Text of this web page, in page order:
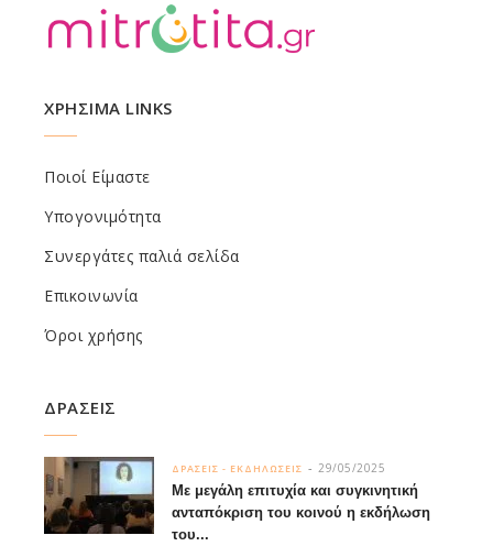
ΧΡΗΣΙΜΑ LINKS
Ποιοί Είμαστε
Υπογονιμότητα
Συνεργάτες παλιά σελίδα
Επικοινωνία
Όροι χρήσης
ΔΡΑΣΕΙΣ
Με μεγάλη επιτυχία και συγκινητική
ανταπόκριση του κοινού η εκδήλωση
του...
ΔΡΑΣΕΙΣ - ΕΚΔΗΛΩΣΕΙΣ 29/05/2025